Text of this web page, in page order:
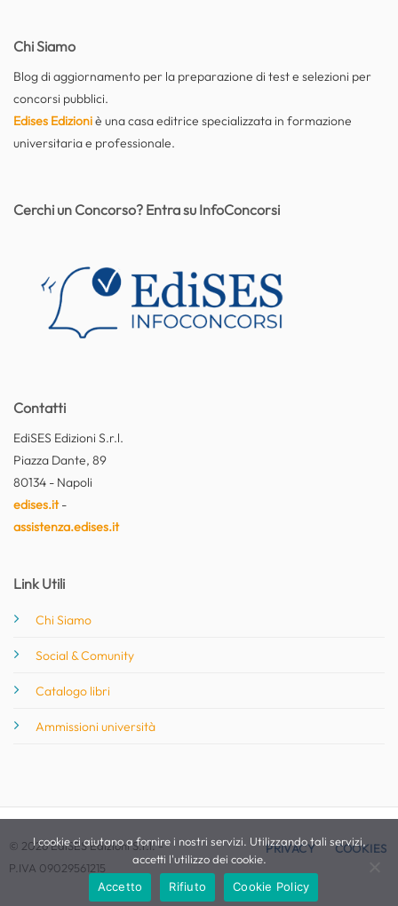
Chi Siamo
Blog di aggiornamento per la preparazione di test e selezioni per
concorsi pubblici.
Edises Edizioniè una casa editrice specializzata in formazione
universitaria e professionale.
Contatti
EdiSES Edizioni S.r.l.
Piazza Dante, 89
80134 - Napoli
edises.it-
assistenza.edises.it
Link Utili
Chi Siamo
Social & Comunity
Catalogo libri
Ammissioni università
Cerchi un Concorso? Entra su InfoConcorsi
© 2026 EdiSES Edizioni S.r.l. -
P.IVA 09029561215
PRIVACY COOKIES
I cookie ci aiutano a fornire i nostri servizi. Utilizzando tali servizi,
accetti l'utilizzo dei cookie.
Accetto
Rifiuto Cookie Policy